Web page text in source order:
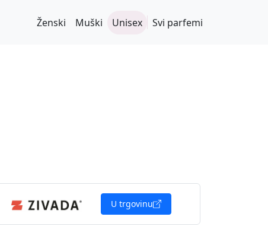
Ženski Muški Unisex Svi parfemi
U trgovinu